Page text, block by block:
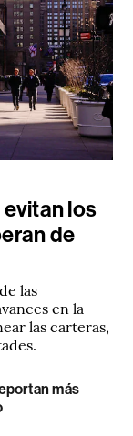
los
de
las
en la
las carteras,
más